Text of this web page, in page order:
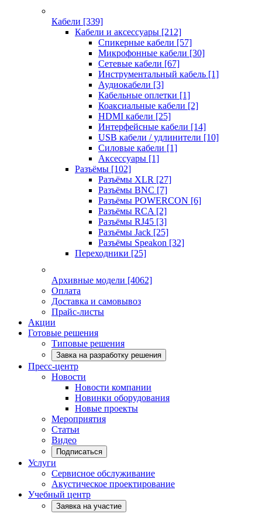
Кабели [339]
Кабели и аксессуары [212]
Спикерные кабели [57]
Микрофонные кабели [30]
Сетевые кабели [67]
Инструментальный кабель [1]
Аудиокабели [3]
Кабельные оплетки [1]
Коаксиальные кабели [2]
HDMI кабели [25]
Интерфейсные кабели [14]
USB кабели / удлинители [10]
Силовые кабели [1]
Аксессуары [1]
Разъёмы [102]
Разъёмы XLR [27]
Разъёмы BNC [7]
Разъёмы POWERCON [6]
Разъёмы RCA [2]
Разъёмы RJ45 [3]
Разъёмы Jack [25]
Разъёмы Speakon [32]
Переходники [25]
Архивные модели [4062]
Оплата
Доставка и самовывоз
Прайс-листы
Акции
Готовые решения
Типовые решения
Завка на разработку решения
Пресс-центр
Новости
Новости компании
Новинки оборудования
Новые проекты
Мероприятия
Статьи
Видео
Подписаться
Услуги
Сервисное обслуживание
Акустическое проектирование
Учебный центр
Заявка на участие